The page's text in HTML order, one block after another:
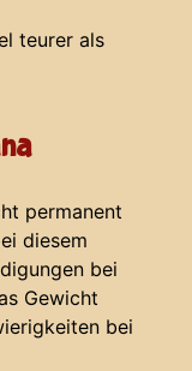
teurer als
permanent
diesem
bei
Gewicht
bei